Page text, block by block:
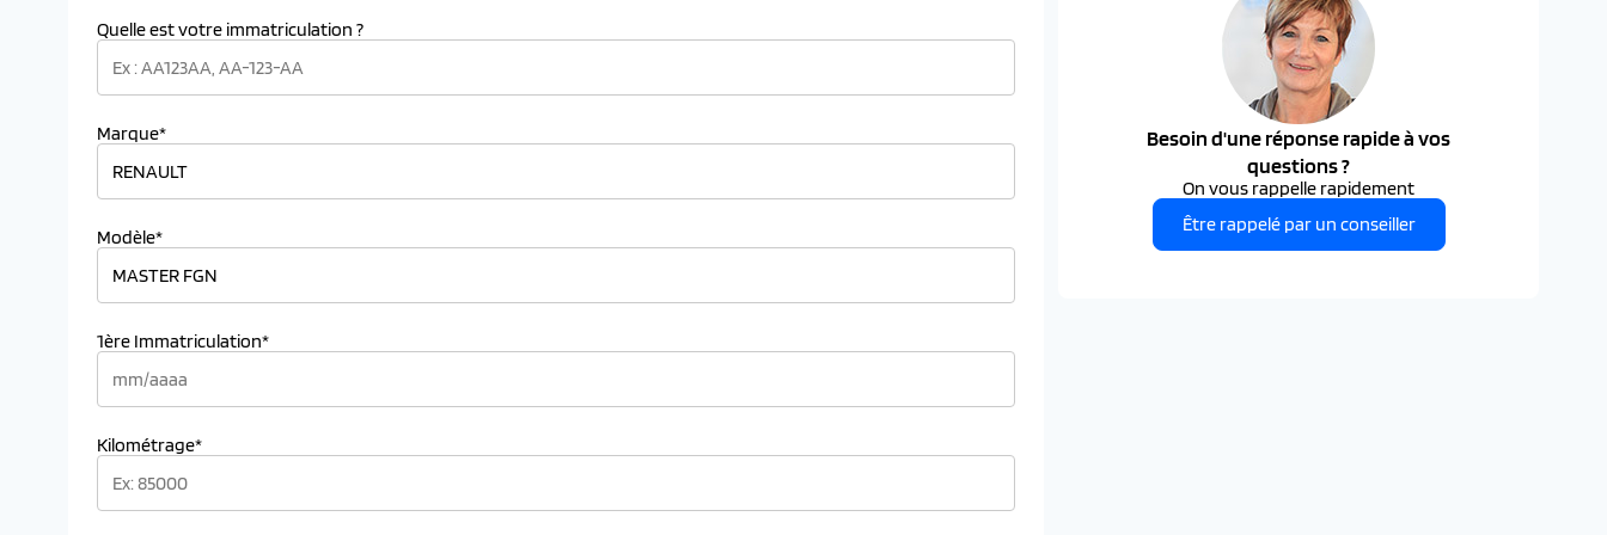
Quelle est votre immatriculation ?
Marque*
Modèle*
1ère Immatriculation*
Kilométrage*
Besoin d'une réponse rapide à vos
questions ?
On vous rappelle rapidement
Être rappelé par un conseiller